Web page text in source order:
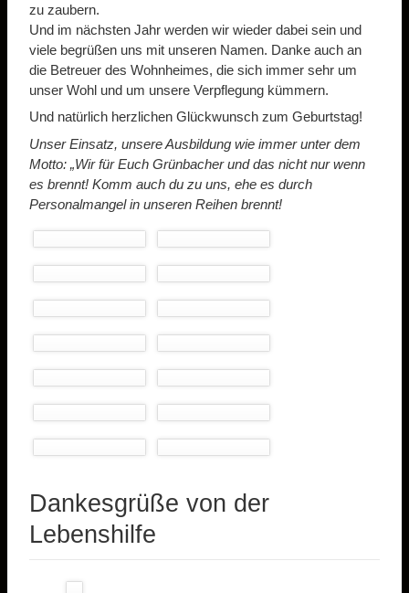
zu zaubern.
Und im nächsten Jahr werden wir wieder dabei sein und
viele begrüßen uns mit unseren Namen. Danke auch an
die Betreuer des Wohnheimes, die sich immer sehr um
unser Wohl und um unsere Verpflegung kümmern.
Und natürlich herzlichen Glückwunsch zum Geburtstag!
Unser Einsatz, unsere Ausbildung wie immer unter dem
Motto: „Wir für Euch Grünbacher und das nicht nur wenn
es brennt! Komm auch du zu uns, ehe es durch
Personalmangel in unseren Reihen brennt!
Dankesgrüße von der
Lebenshilfe